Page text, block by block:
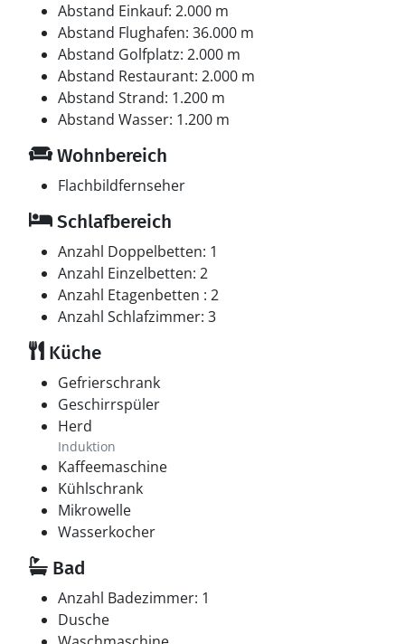
Abstand Einkauf: 2.000 m
Abstand Flughafen: 36.000 m
Abstand Golfplatz: 2.000 m
Abstand Restaurant: 2.000 m
Abstand Strand: 1.200 m
Abstand Wasser: 1.200 m
Wohnbereich
Flachbildfernseher
Schlafbereich
Anzahl Doppelbetten: 1
Anzahl Einzelbetten: 2
Anzahl Etagenbetten : 2
Anzahl Schlafzimmer: 3
Küche
Gefrierschrank
Geschirrspüler
Herd
Induktion
Kaffeemaschine
Kühlschrank
Mikrowelle
Wasserkocher
Bad
Anzahl Badezimmer: 1
Dusche